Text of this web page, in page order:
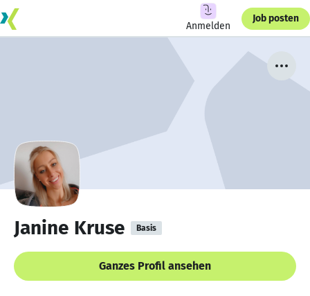
Anmelden
Job posten
Janine Kruse Basis
Ganzes Profil ansehen